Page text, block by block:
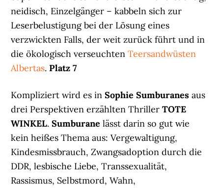
neidisch, Einzelgänger – kabbeln sich zur
Leserbelustigung bei der Lösung eines
verzwickten Falls, der weit zurück führt und in
die ökologisch verseuchtenTeersandwüsten
Albertas.Platz 7
Kompliziert wird es inSophie Sumburanes aus
drei Perspektiven erzählten ThrillerTOTE
WINKEL.Sumburane lässt darin so gut wie
kein heißes Thema aus: Vergewaltigung,
Kindesmissbrauch, Zwangsadoption durch die
DDR, lesbische Liebe, Transsexualität,
Rassismus, Selbstmord, Wahn,